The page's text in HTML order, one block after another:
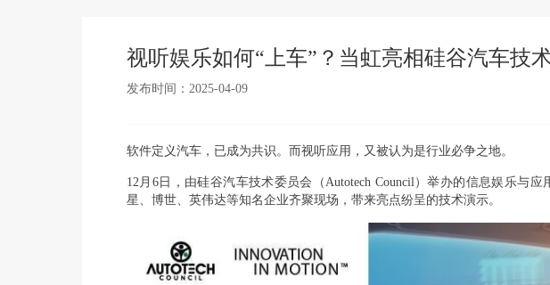
视听娱乐如何“上车”？当虹亮相硅谷汽车技
发布时间：2025-04-09
软件定义汽车，已成为共识。而视听应用，又被认为是行业必争之地。
12月6日，由硅谷汽车技术委员会（Autotech Council）举办的信息娱乐与
星、博世、英伟达等知名企业齐聚现场，带来亮点纷呈的技术演示。